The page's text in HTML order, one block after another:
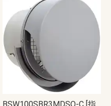
BSW100SBR3MDSQ-C [指